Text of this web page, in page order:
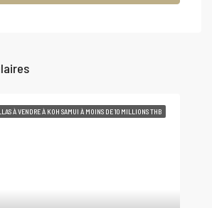
À VENDRE À KOH SAMUI À MOINS DE 10 MILLIONS THB